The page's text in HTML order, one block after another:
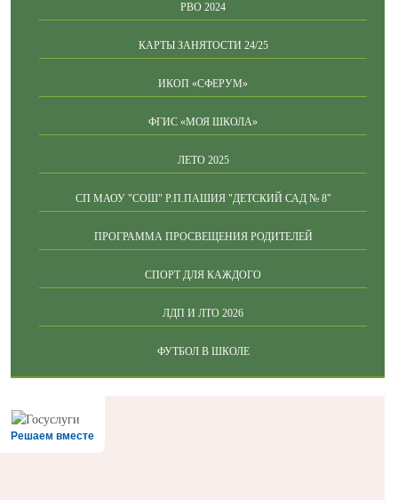
РВО 2024
КАРТЫ ЗАНЯТОСТИ 24/25
ИКОП «СФЕРУМ»
ФГИС «МОЯ ШКОЛА»
ЛЕТО 2025
СП МАОУ "СОШ" Р.П.ПАШИЯ "ДЕТСКИЙ САД № 8"
ПРОГРАММА ПРОСВЕЩЕНИЯ РОДИТЕЛЕЙ
СПОРТ ДЛЯ КАЖДОГО
ЛДП И ЛТО 2026
ФУТБОЛ В ШКОЛЕ
Решаем вместе